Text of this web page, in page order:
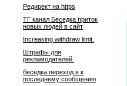
Редирект на https
ТГ канал Беседка приток
новых людей в сайт
Increasing withdraw limit.
Штрафы для
рекламодателей.
беседка переход в к
последнему сообщению